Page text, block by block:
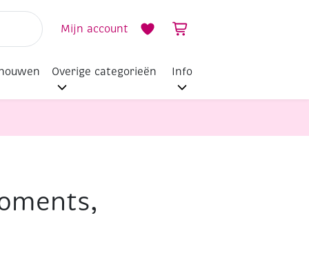
Mijn account
Overige categorieën Info